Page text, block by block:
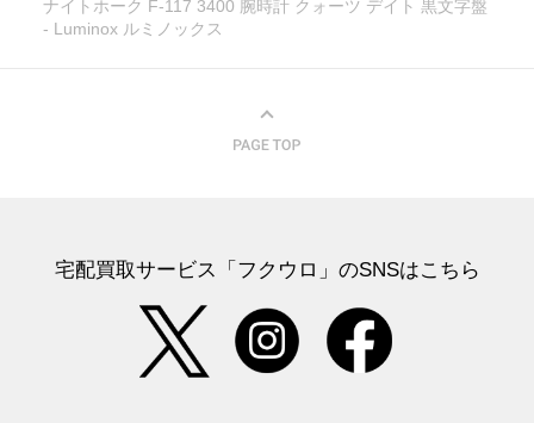
ナイトホーク F-117 3400 腕時計 クォーツ デイト 黒文字盤
- Luminox ルミノックス
宅配買取サービス「フクウロ」のSNSはこちら